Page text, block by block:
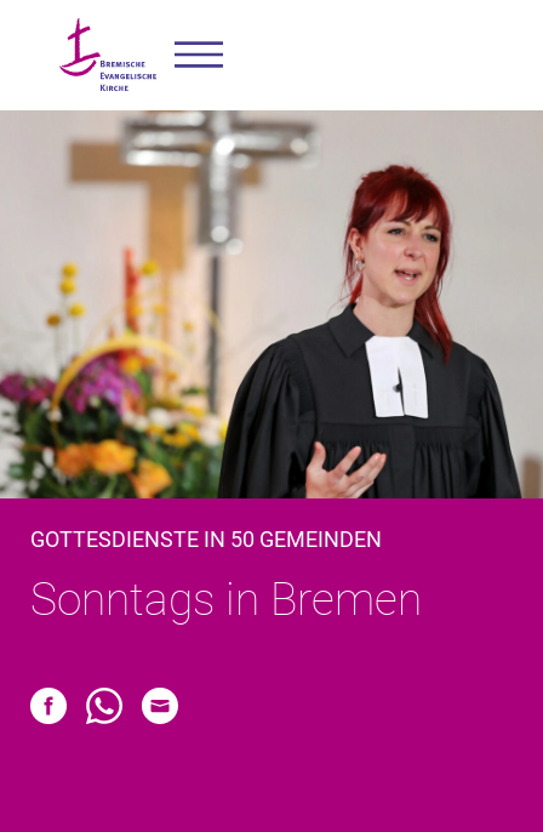
GOTTESDIENSTE IN 50 GEMEINDEN
Sonntags in Bremen